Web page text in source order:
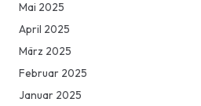
Mai 2025
April 2025
März 2025
Februar 2025
Januar 2025